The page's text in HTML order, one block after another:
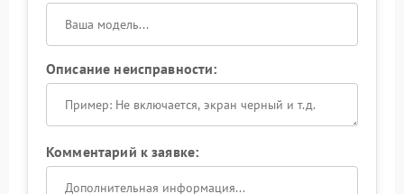
Описание неисправности:
Комментарий к заявке: